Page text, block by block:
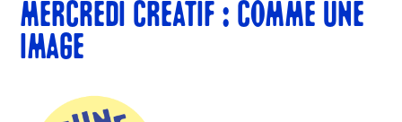
MERCREDI CRÉATIF : COMME UNE
IMAGE